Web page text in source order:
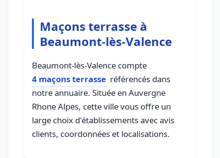
Maçons terrasse à
Beaumont-lès-Valence
Beaumont-lès-Valence compte
4 maçons terrasse référencés dans
notre annuaire. Située en Auvergne
Rhone Alpes, cette ville vous offre un
large choix d'établissements avec avis
clients, coordonnées et localisations.